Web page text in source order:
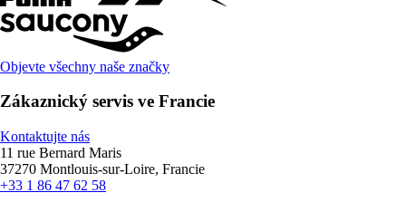
Objevte všechny naše značky
Zákaznický servis ve Francie
Kontaktujte nás
11 rue Bernard Maris
37270 Montlouis-sur-Loire, Francie
+33 1 86 47 62 58